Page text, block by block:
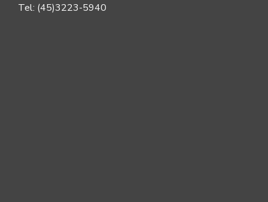
Tel: (45)3223-5940